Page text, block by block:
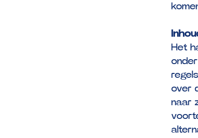
Het
over
naar